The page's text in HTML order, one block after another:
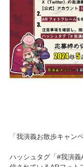
「我演義お散歩キャン
ハッシュタグ「#我演